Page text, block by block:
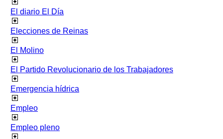
El diario El Día
Elecciones de Reinas
El Molino
El Partido Revolucionario de los Trabajadores
Emergencia hídrica
Empleo
Empleo pleno